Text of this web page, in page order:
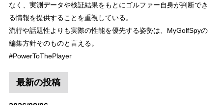
なく、実測データや検証結果をもとにゴルファー自身が判断でき
る情報を提供することを重視している。
流行や話題性よりも実際の性能を優先する姿勢は、MyGolfSpyの
編集方針そのものと言える。
#PowerToThePlayer
最新の投稿